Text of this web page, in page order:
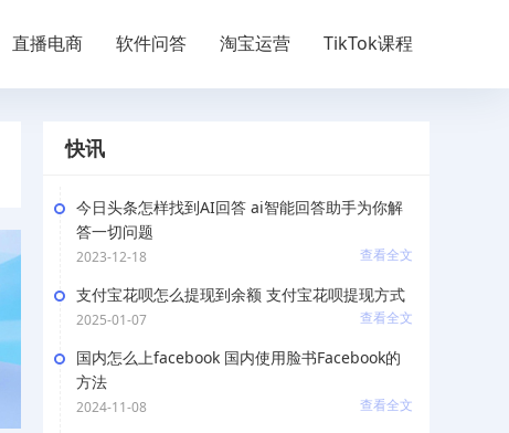
直播电商 软件问答 淘宝运营 TikTok课程
快讯
今日头条怎样找到AI回答 ai智能回答助手为你解
答一切问题
2023-12-18 查看全文
支付宝花呗怎么提现到余额 支付宝花呗提现方式
2025-01-07 查看全文
国内怎么上facebook 国内使用脸书Facebook的
方法
2024-11-08 查看全文